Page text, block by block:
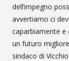
dell’impegno
avvertiamo ci
caparbiamente e
un futuro
sindaco di